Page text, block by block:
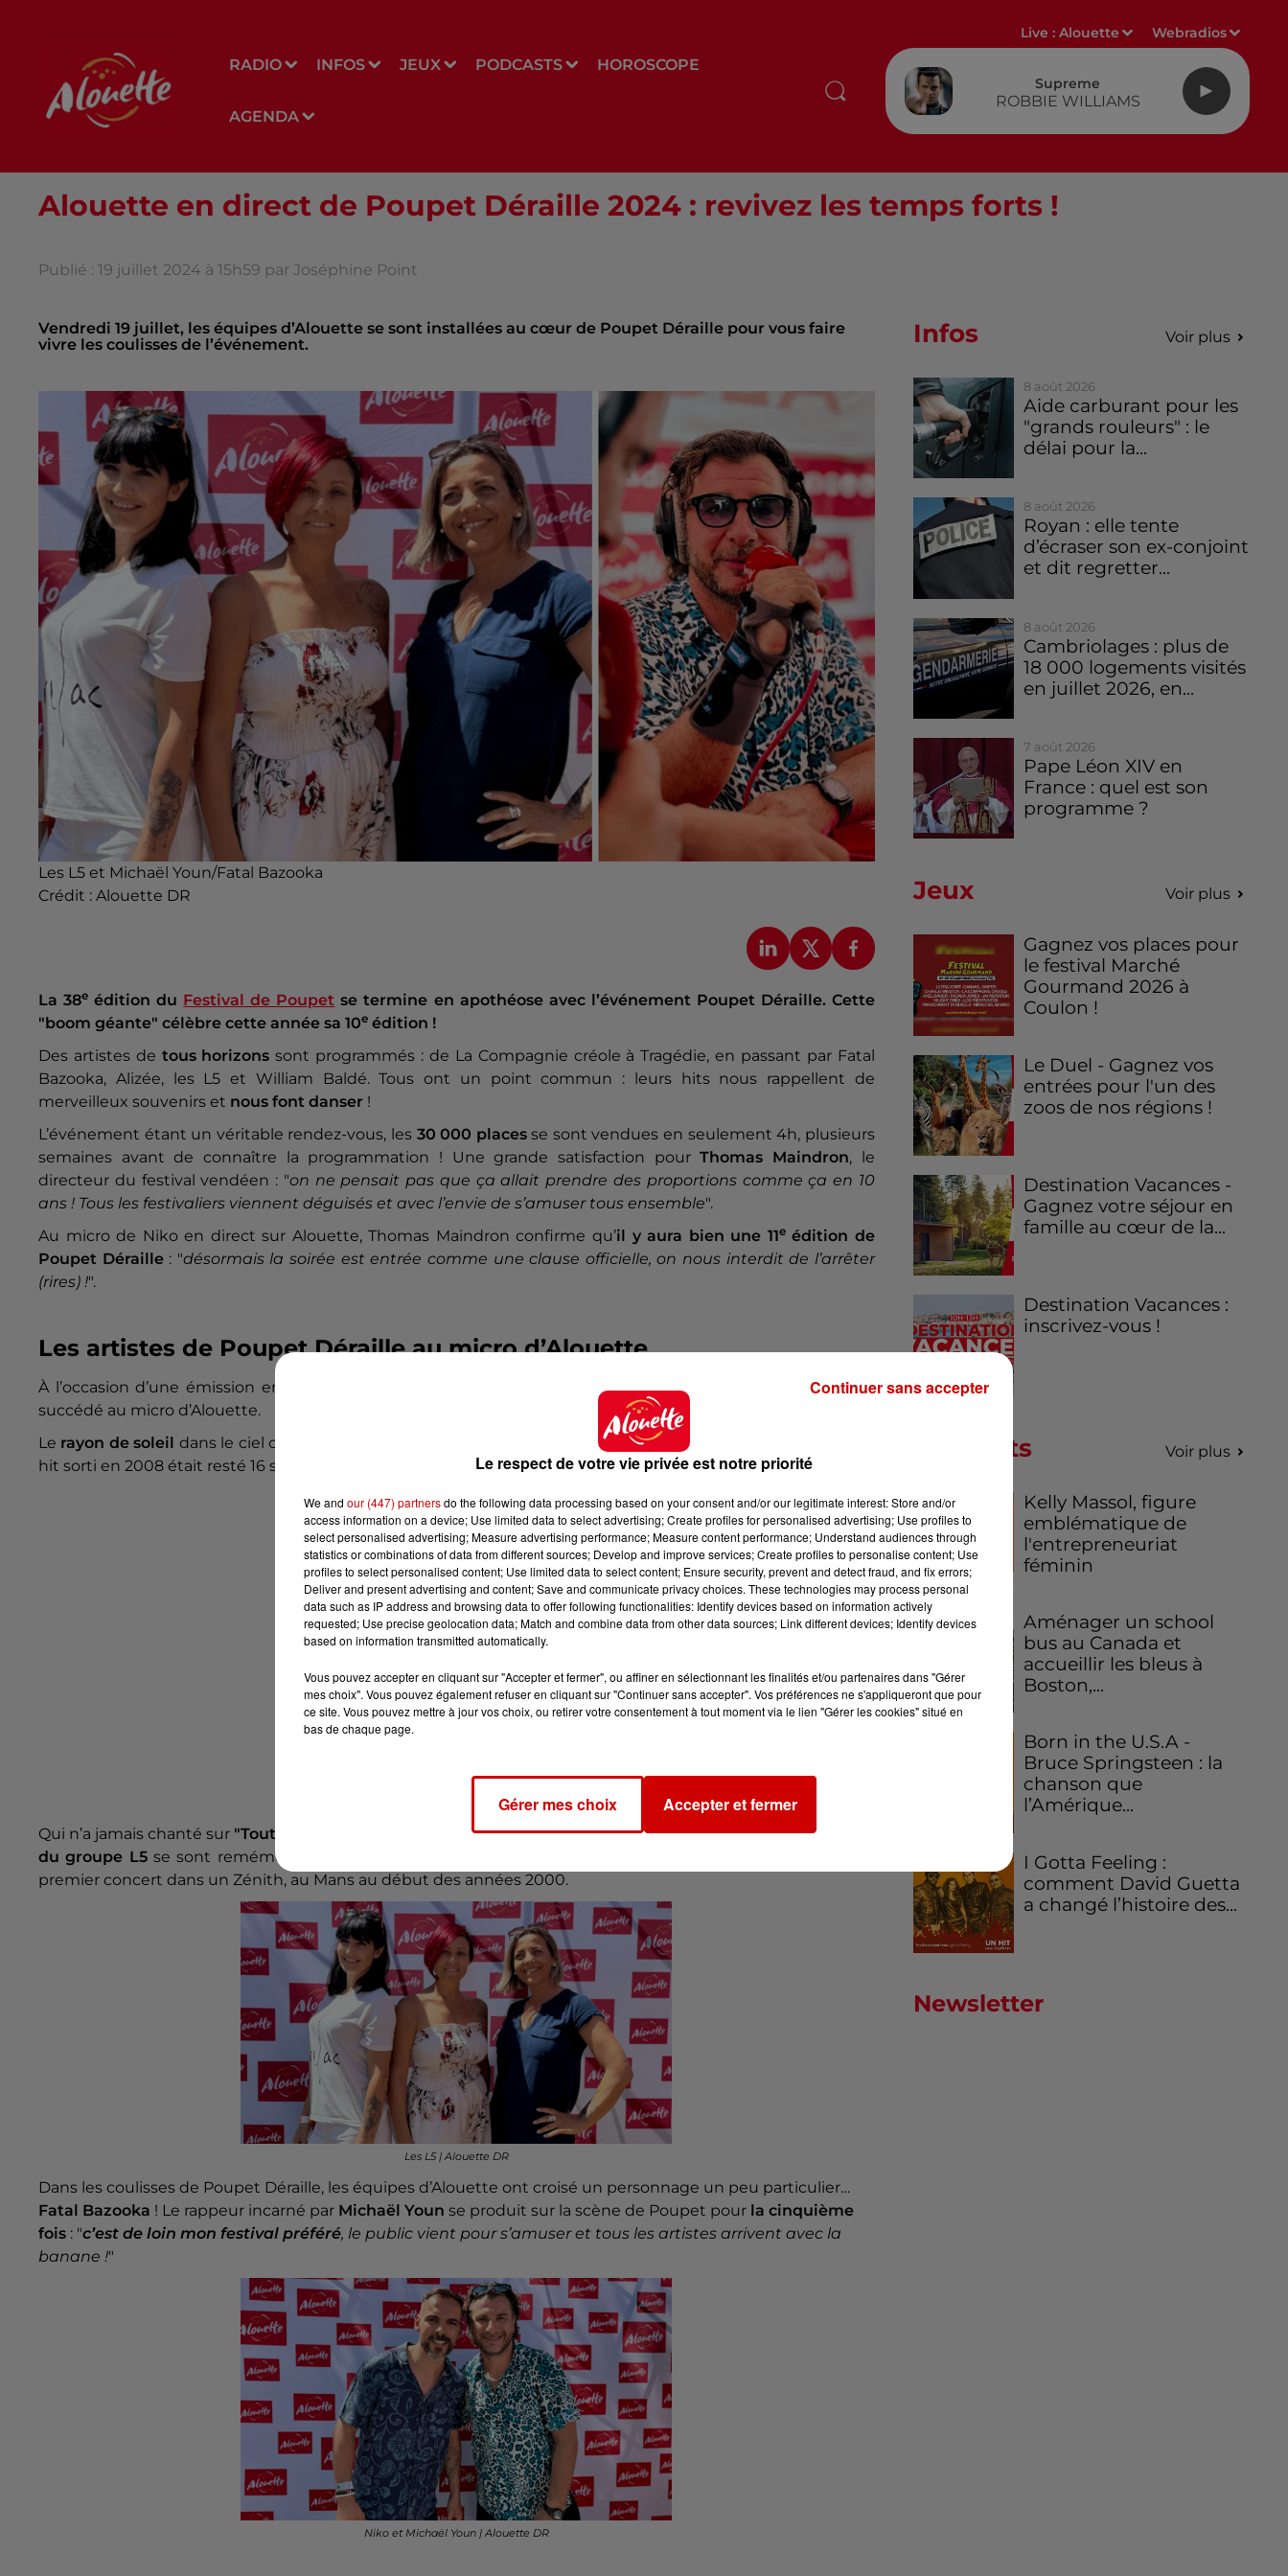
RADIO INFOS JEUX PODCASTS HOROSCOPE
AGENDA
Live :Alouette Webradios
Supreme
ROBBIE WILLIAMS
Alouette en direct de Poupet Déraille 2024 : revivez les temps forts !
Publié : 19 juillet 2024 à 15h59 par Joséphine Point
Vendredi 19 juillet, les équipes d’Alouette se sont installées au cœur de Poupet Déraille pour vous faire
vivre les coulisses de l’événement.
Les L5 et Michaël Youn/Fatal Bazooka
Crédit : Alouette DR
La 38e édition du Festival de Poupet se termine en apothéose avec l’événement Poupet Déraille. Cette
"boom géante" célèbre cette année sa 10e édition !
Des artistes de tous horizons sont programmés : de La Compagnie créole à Tragédie, en passant par Fatal
Bazooka, Alizée, les L5 et William Baldé. Tous ont un point commun : leurs hits nous rappellent de
merveilleux souvenirs et nous font danser !
L’événement étant un véritable rendez-vous, les 30 000 placesse sont vendues en seulement 4h, plusieurs
semaines avant de connaître la programmation ! Une grande satisfaction pourThomas Maindron, le
directeur du festival vendéen : "on ne pensait pas que ça allait prendre des proportions comme ça en 10
ans ! Tous les festivaliers viennent déguisés et avec l’envie de s’amuser tous ensemble".
Au micro de Niko en direct sur Alouette, Thomas Maindron confirme qu’il y aura bien une 11eédition de
Poupet Déraille: "désormais la soirée est entrée comme une clause officielle, on nous interdit de l’arrêter
(rires) !".
Les artistes de Poupet Déraille au micro d’Alouette
À l’occasion d’une émission en direct depuis les coulisses de cette grande fête, plusieurs artistes se sont
succédé au micro d’Alouette.
Le rayon de soleil dans le ciel ce vendredi 19 juillet… mais aussi en chanson, avec l’artiste
hit sorti en 2008 était resté 16 semaines en tête des ventes en France !
William Baldé | Alouette DR
Qui n’a jamais chanté sur "Toutes les femmes de ta vie" ? Au micro d’Alouette,Alexandra, Marjorie et Coralie
du groupe L5se sont remémoré l’un de leurs plus grands souvenirs, qui a eu lieu dans nos régions : leur
premier concert dans un Zénith, au Mans au début des années 2000.
Les L5 | Alouette DR
Dans les coulisses de Poupet Déraille, les équipes d’Alouette ont croisé un personnage un peu particulier…
Fatal Bazooka ! Le rappeur incarné par Michaël Youn se produit sur la scène de Poupet pour la cinquième
fois : "c’est de loin mon festival préféré, le public vient pour s’amuser et tous les artistes arrivent avec la
banane !"
Niko et Michaël Youn | Alouette DR
Infos Voir plus
8 août 2026
Aide carburant pour les
"grands rouleurs" : le
délai pour la...
8 août 2026
Royan : elle tente
d’écraser son ex-conjoint
et dit regretter...
8 août 2026
Cambriolages : plus de
18 000 logements visités
en juillet 2026, en...
7 août 2026
Pape Léon XIV en
France : quel est son
programme ?
Jeux Voir plus
Gagnez vos places pour
le festival Marché
Gourmand 2026 à
Coulon !
Le Duel - Gagnez vos
entrées pour l'un des
zoos de nos régions !
Destination Vacances -
Gagnez votre séjour en
famille au cœur de la...
Destination Vacances :
inscrivez-vous !
Podcasts Voir plus
Kelly Massol, figure
emblématique de
l'entrepreneuriat
féminin
Aménager un school
bus au Canada et
accueillir les bleus à
Boston,...
Born in the U.S.A -
Bruce Springsteen : la
chanson que
l’Amérique...
I Gotta Feeling :
comment David Guetta
a changé l’histoire des...
Newsletter
Le respect de votre vie privée est notre priorité
We and our (447) partnersdo the following data processing based on your consent and/or our legitimate interest: Store and/or
access information on a device; Use limited data to select advertising; Create profiles for personalised advertising; Use profiles to
select personalised advertising; Measure advertising performance; Measure content performance; Understand audiences through
statistics or combinations of data from different sources; Develop and improve services; Create profiles to personalise content; Use
profiles to select personalised content; Use limited data to select content; Ensure security, prevent and detect fraud, and fix errors;
Deliver and present advertising and content; Save and communicate privacy choices. These technologies may process personal
data such as IP address and browsing data to offer following functionalities: Identify devices based on information actively
requested; Use precise geolocation data; Match and combine data from other data sources; Link different devices; Identify devices
based on information transmitted automatically.
Vous pouvez accepter en cliquant sur "Accepter et fermer", ou affiner en sélectionnant les finalités et/ou partenaires dans "Gérer
mes choix". Vous pouvez également refuser en cliquant sur "Continuer sans accepter". Vos préférences ne s'appliqueront que pour
ce site. Vous pouvez mettre à jour vos choix, ou retirer votre consentement à tout moment via le lien "Gérer les cookies" situé en
bas de chaque page.
Gérer mes choix Accepter et fermer
Continuer sans accepter